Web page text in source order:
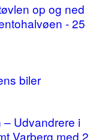
op og ned
- 25
biler
Udvandrere i
Varberg med 2